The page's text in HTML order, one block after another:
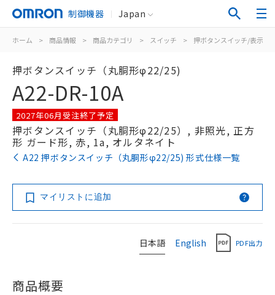
制御機器 Japan
ホーム > 商品情報 > 商品カテゴリ > スイッチ > 押ボタンスイッチ/表示灯
押ボタンスイッチ（丸胴形φ22/25)
A22-DR-10A
2027年06月受注終了予定
押ボタンスイッチ（丸胴形φ22/25）, 非照光, 正方
形 ガード形, 赤, 1a, オルタネイト
A22 押ボタンスイッチ（丸胴形φ22/25) 形式仕様一覧
マイリストに追加
日本語 English PDF出力
商品概要